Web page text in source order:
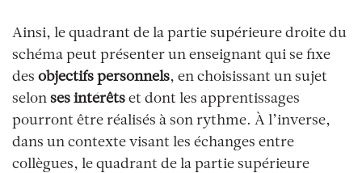
Ainsi, le quadrant de la partie supérieure droite du
schéma peut présenter un enseignant qui se fixe
des objectifs personnels, en choisissant un sujet
selon ses intérêts et dont les apprentissages
pourront être réalisés à son rythme. À l’inverse,
dans un contexte visant les échanges entre
collègues, le quadrant de la partie supérieure